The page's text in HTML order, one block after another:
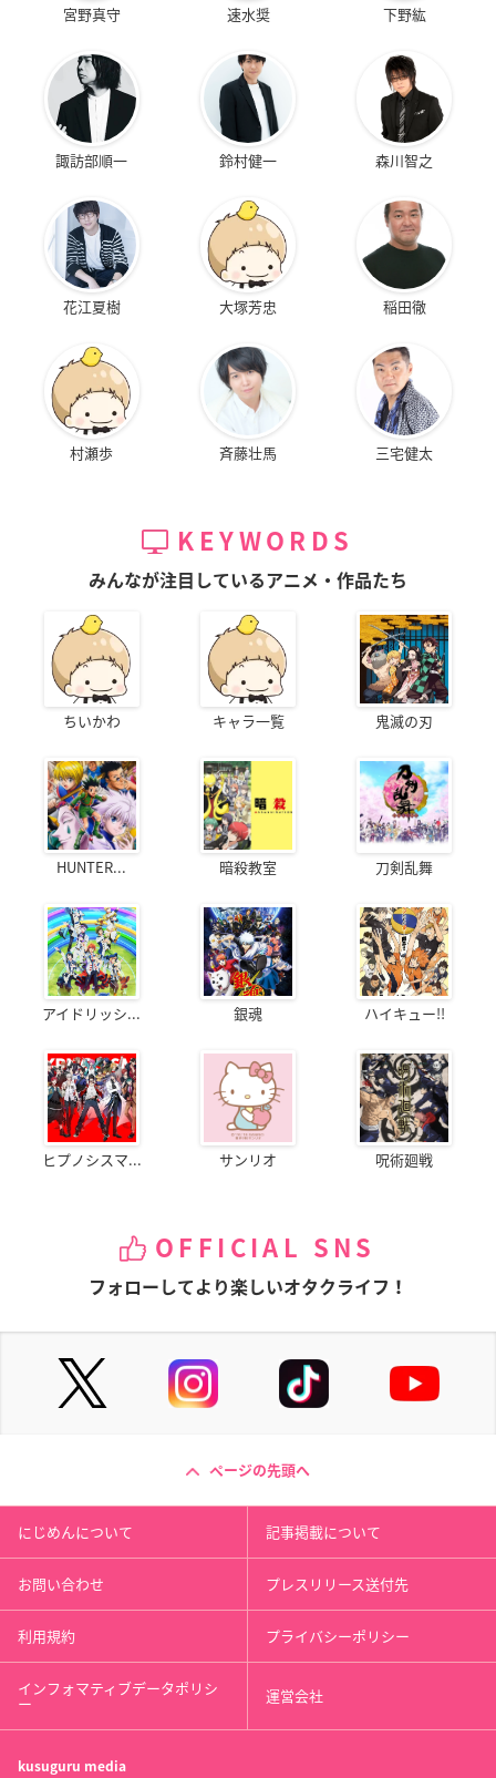
宮野真守 速水奨 下野紘
諏訪部順一 鈴村健一 森川智之
花江夏樹 大塚芳忠 稲田徹
村瀬歩 斉藤壮馬 三宅健太
KEYWORDS
みんなが注目しているアニメ・作品たち
ちいかわ キャラ一覧 鬼滅の刃
HUNTER... 暗殺教室 刀剣乱舞
アイドリッシ... 銀魂 ハイキュー!!
ヒプノシスマ... サンリオ 呪術廻戦
OFFICIAL SNS
フォローしてより楽しいオタクライフ！
ページの先頭へ
にじめんについて 記事掲載について
お問い合わせ プレスリリース送付先
利用規約 プライバシーポリシー
インフォマティブデータポリシ
ー 運営会社
kusuguru media